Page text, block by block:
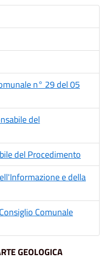
n° 29 del 05
del
del Procedimento
e della
Comunale
GEOLOGICA